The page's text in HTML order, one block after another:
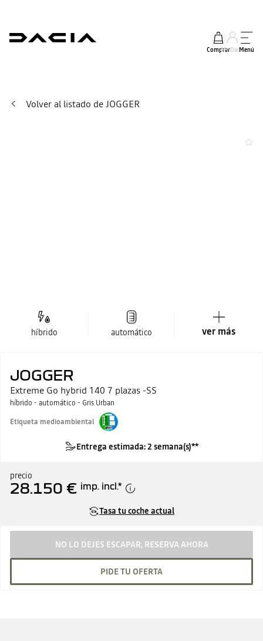
ComprarMy DaciaMenú
Volver al listado de JOGGER
híbrido automático ver más
JOGGER
Extreme Go hybrid 140 7 plazas -SS
híbrido - automático - Gris Urban
Etiqueta medioambiental
Entrega estimada: 2 semana(s)**
precio
28.150 € imp. incl.*
Tasa tu coche actual
NO LO DEJES ESCAPAR, RESERVA AHORA
PIDE TU OFERTA